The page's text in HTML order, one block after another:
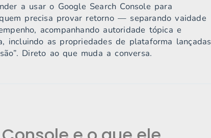
a usar o Google Search Console para
precisa provar retorno — separando vaidade
acompanhando autoridade tópica e
incluindo as propriedades de plataforma lançadas
Direto ao que muda a conversa.